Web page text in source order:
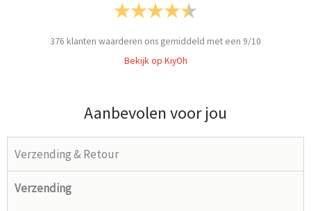
376 klanten waarderen ons gemiddeld met een 9/10
Bekijk op KiyOh
Aanbevolen voor jou
Verzending & Retour
Verzending